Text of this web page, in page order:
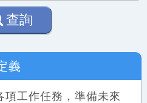
查詢
義
項工作任務，準備未來